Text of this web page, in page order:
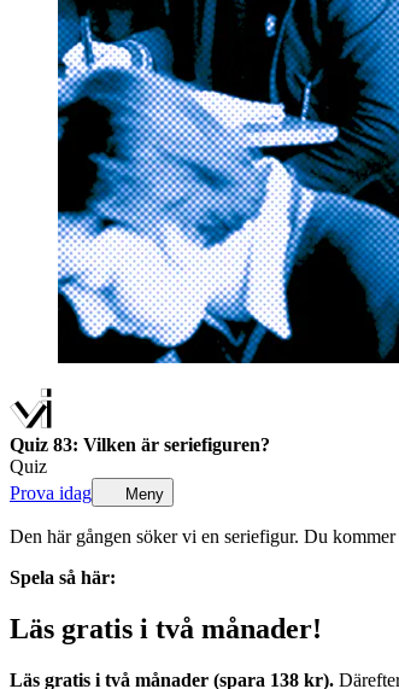
Quiz 83: Vilken är seriefiguren?
Quiz
Prova idag
Meny
Den här gången söker vi en seriefigur. Du
Spela så här:
Läs gratis i två månader!
Läs gratis i två månader (spara 138 kr).